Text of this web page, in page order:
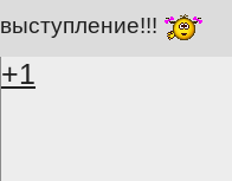
выступление!!!
+1